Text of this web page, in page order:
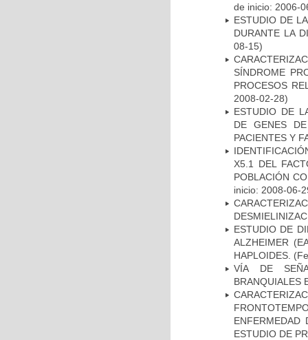
de inicio: 2006-
ESTUDIO DE
DURANTE LA
08-15)
SÍNDROME
PROCESOS
2008-02-28)
ESTUDIO DE
DE GENES
PACIENTES Y
X5.1 DEL
POBLACIÓN
inicio: 2008-06-
ESTUDIO DE
ALZHEIMER
HAPLOIDES.
VÍA DE
BRANQUIALES
ENFERMEDAD
ESTUDIO DE